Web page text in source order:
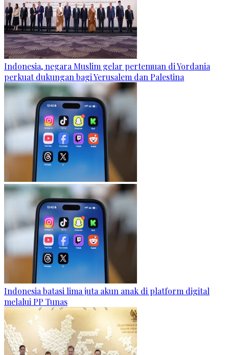
Indonesia, negara Muslim gelar pertemuan di Yordania
perkuat dukungan bagi Yerusalem dan Palestina
Indonesia batasi lima juta akun anak di platform digital
melalui PP Tunas